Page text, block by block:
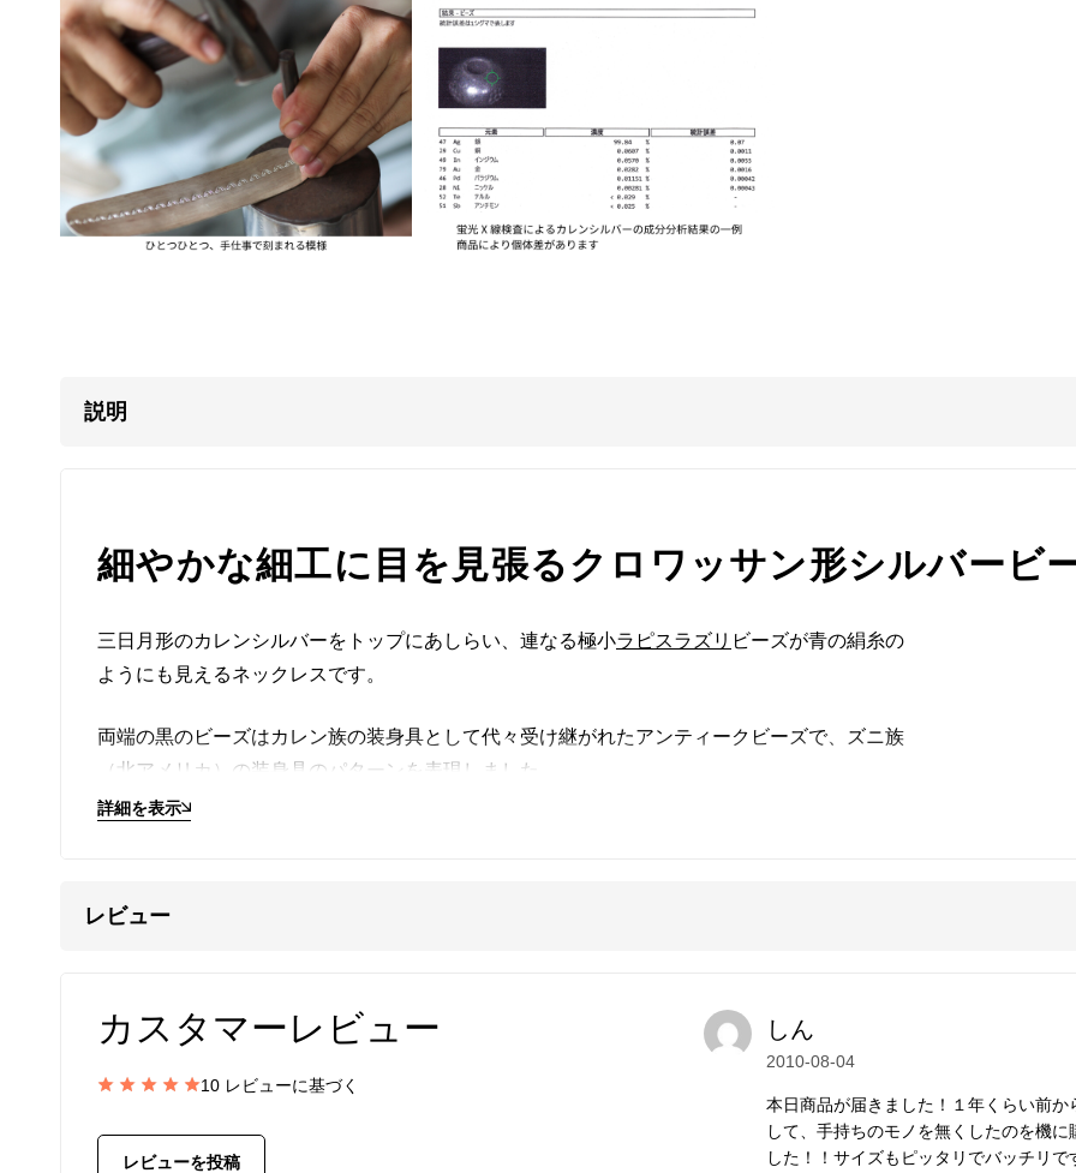
説明
細やかな細工に目を見張るクロワッサン形シルバービ
三日月形のカレンシルバーをトップにあしらい、連なる極小ラピスラズリ ビーズが青の絹糸の
ようにも見えるネックレスです。
両端の黒のビーズはカレン族の装身具として代々受け継がれたアンティークビーズで、ズニ族
（北アメリカ）の装身具のパターンを表現しました。
ラピスラズリの神秘的な青が襟元に描く、繊細でたおやかな曲線が美しいです。
ンの邪魔にならない小ぶりで控えめなものを選んでいます。
ワイヤーをかしめるストッパーには、アルジェンティウムシルバー（SV940/アメリカ製）を現
一般的なストッパーより、耐久性と強度にはるかに優れ、変色しにくく、白い輝きを持続しま
詳細を表示
レビュー
カスタマーレビュー
10 レビューに基づく
レビューを投稿
しん
2010-08-04
本日商品が届きました！１年くらい前
して、手持ちのモノを無くしたのを機
した！！サイズもピッタリでバッチリ